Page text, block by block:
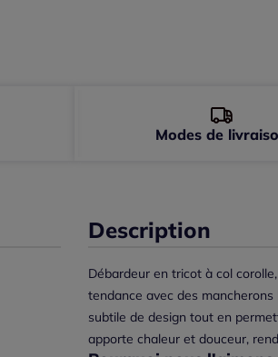
Description
Débardeur en tricot à col
tendance avec des
subtile de design tout en
apporte chaleur et douceur,
Modes de